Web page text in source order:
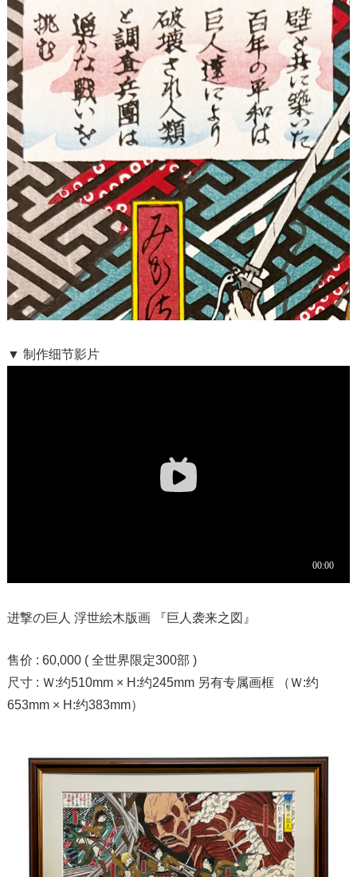
▼ 制作细节影片
进撃の巨人 浮世絵木版画 『巨人袭来之図』
售价 : 60,000 ( 全世界限定300部 )
尺寸 : Ｗ:约510mm × H:约245mm 另有专属画框 （Ｗ:约
653mm × H:约383mm）